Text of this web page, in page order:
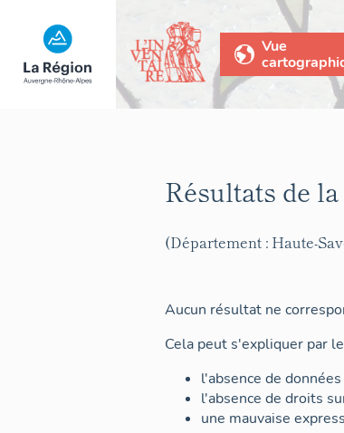
Vue
Résultats de
(Département : Haute-
Aucun résultat ne
Cela peut s'expliquer par
l'absence de
l'absence de droits
une mauvaise